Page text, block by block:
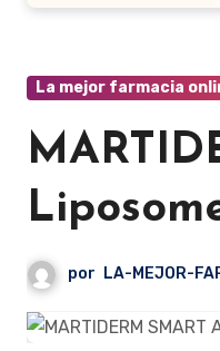
La mejor farmacia
por LA-MEJOR-